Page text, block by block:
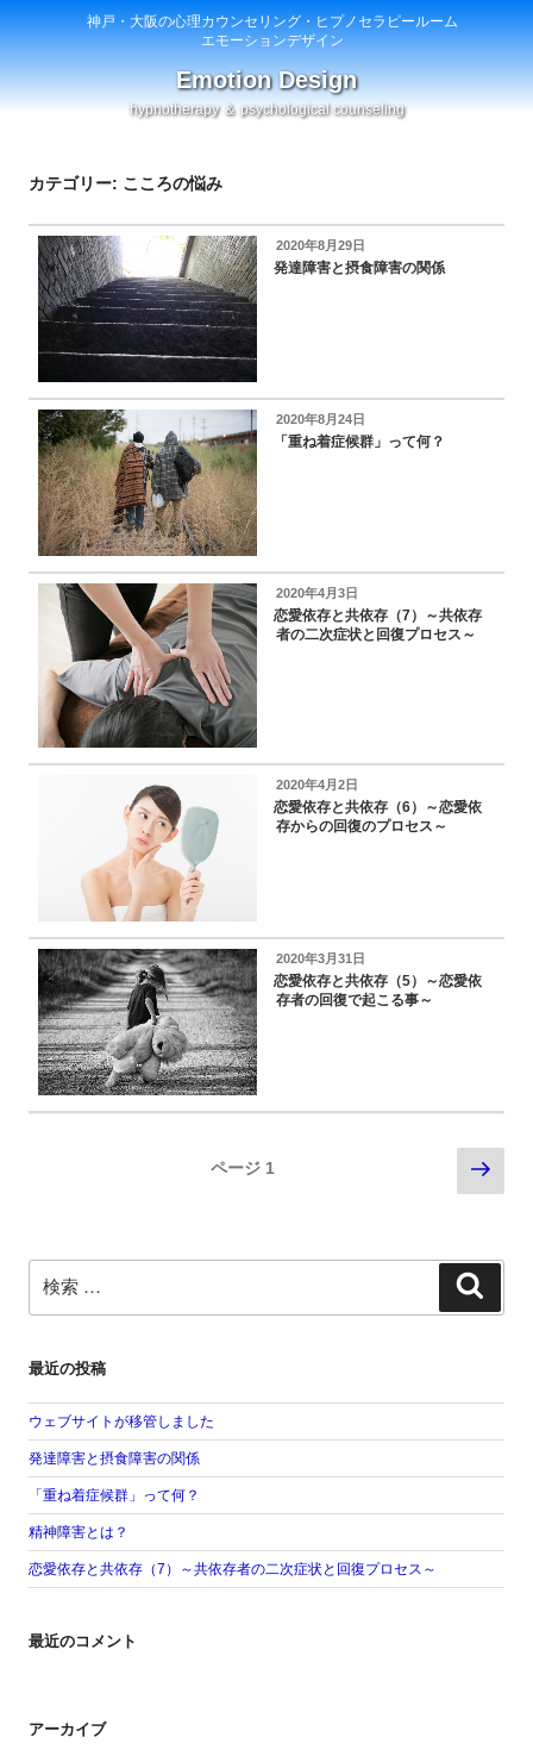
神戸・大阪の心理カウンセリング・ヒプノセラピールーム
エモーションデザイン
Emotion Design
hypnotherapy ＆ psychological counseling
カテゴリー: こころの悩み
投
稿
2020年8月29日
発達障害と摂食障害の関係
投
稿
2020年8月24日
「重ね着症候群」って何？
投
稿
日:
2020年4月3日
恋愛依存と共依存（7）～共依存
者の二次症状と回復プロセス～
投
稿
日:
2020年4月2日
恋愛依存と共依存（6）～恋愛依
存からの回復のプロセス～
投
稿
日:
2020年3月31日
恋愛依存と共依存（5）～恋愛依
存者の回復で起こる事～
シ
ョ
ページ 1
次
の
ー
ジ
索:
最近の投稿
ウェブサイトが移管しました
発達障害と摂食障害の関係
「重ね着症候群」って何？
精神障害とは？
恋愛依存と共依存（7）～共依存者の二次症状と回復プロセス～
最近のコメント
アーカイブ